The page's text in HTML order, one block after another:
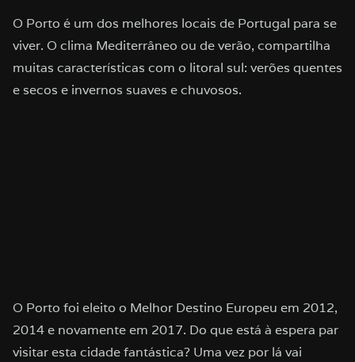
O Porto é um dos melhores locais de Portugal para se
viver. O clima Mediterrâneo ou de verão, compartilha
muitas características com o litoral sul: verões quentes
e secos e invernos suaves e chuvosos.
O Porto foi eleito o Melhor Destino Europeu em 2012,
2014 e novamente em 2017. Do que está à espera par
visitar esta cidade fantástica? Uma vez por lá vai